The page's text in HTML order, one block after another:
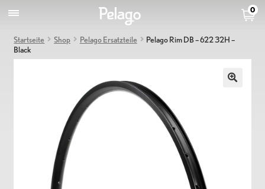
0
Startseite Shop Pelago Ersatzteile
Pelago Rim DB – 622 32H –
Black